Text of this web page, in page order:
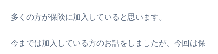
多くの方が保険に加入していると思います。
今までは加入している方のお話をしましたが、今回は保